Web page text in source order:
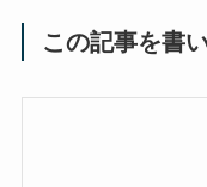
この記事を書